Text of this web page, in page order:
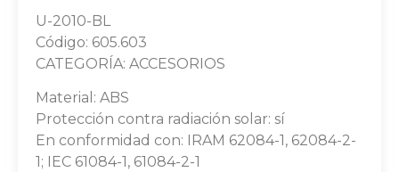
U-2010-BL
Código: 605.603
CATEGORÍA: ACCESORIOS
Material: ABS
Protección contra radiación solar: sí
En conformidad con: IRAM 62084-1, 62084-2-
1; IEC 61084-1, 61084-2-1